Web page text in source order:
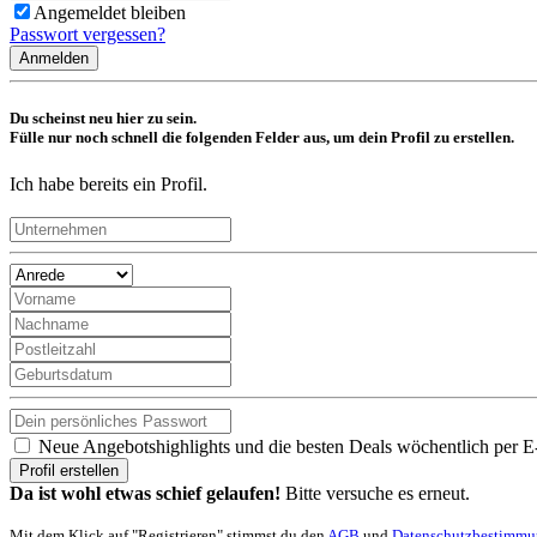
Angemeldet bleiben
Passwort vergessen?
Anmelden
Du scheinst neu hier zu sein.
Fülle nur noch schnell die folgenden Felder aus, um dein Profil zu erstellen.
Ich habe bereits ein Profil.
Neue Angebotshighlights und die besten Deals wöchentlich per
Profil erstellen
Da ist wohl etwas schief gelaufen! Bitte versuche es erneut.